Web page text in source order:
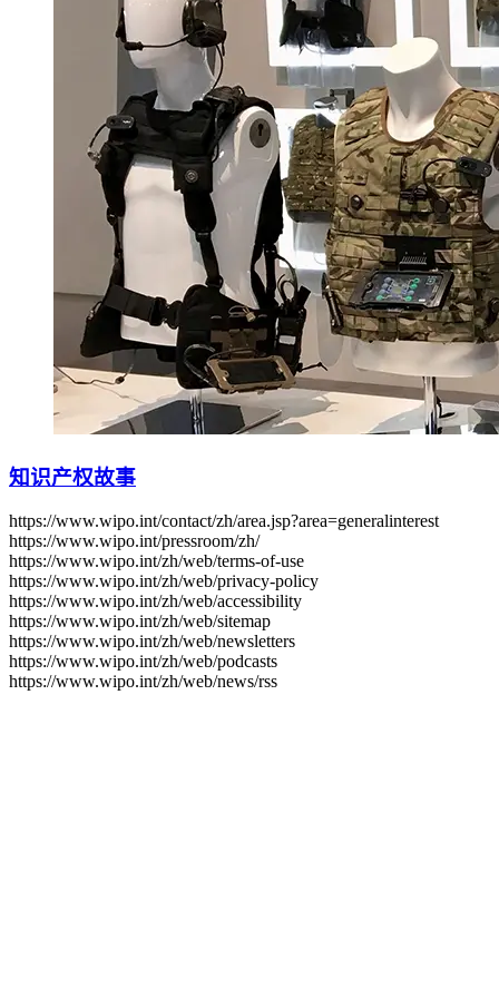
知识产权故事
https://www.wipo.int/contact/zh/area.jsp?area=generalinterest
https://www.wipo.int/pressroom/zh/
https://www.wipo.int/zh/web/terms-of-use
https://www.wipo.int/zh/web/privacy-policy
https://www.wipo.int/zh/web/accessibility
https://www.wipo.int/zh/web/sitemap
https://www.wipo.int/zh/web/newsletters
https://www.wipo.int/zh/web/podcasts
https://www.wipo.int/zh/web/news/rss